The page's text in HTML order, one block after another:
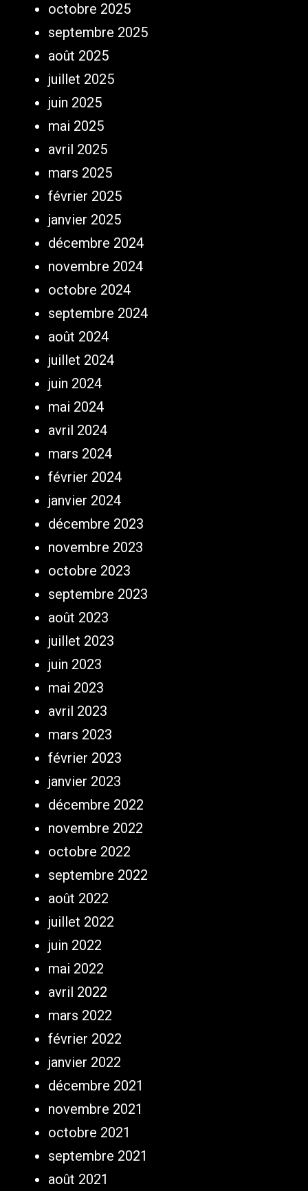
octobre 2025
septembre 2025
août 2025
juillet 2025
juin 2025
mai 2025
avril 2025
mars 2025
février 2025
janvier 2025
décembre 2024
novembre 2024
octobre 2024
septembre 2024
août 2024
juillet 2024
juin 2024
mai 2024
avril 2024
mars 2024
février 2024
janvier 2024
décembre 2023
novembre 2023
octobre 2023
septembre 2023
août 2023
juillet 2023
juin 2023
mai 2023
avril 2023
mars 2023
février 2023
janvier 2023
décembre 2022
novembre 2022
octobre 2022
septembre 2022
août 2022
juillet 2022
juin 2022
mai 2022
avril 2022
mars 2022
février 2022
janvier 2022
décembre 2021
novembre 2021
octobre 2021
septembre 2021
août 2021